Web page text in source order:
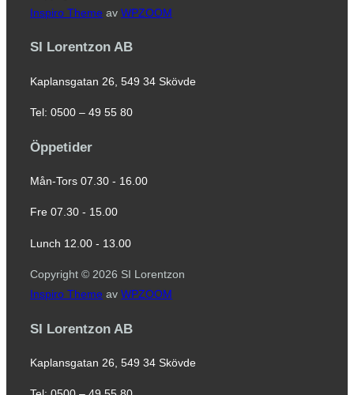
Inspiro Theme av WPZOOM
SI Lorentzon AB
Kaplansgatan 26, 549 34 Skövde
Tel: 0500 – 49 55 80
Öppetider
Mån-Tors 07.30 - 16.00
Fre 07.30 - 15.00
Lunch 12.00 - 13.00
Copyright © 2026 SI Lorentzon
Inspiro Theme av WPZOOM
SI Lorentzon AB
Kaplansgatan 26, 549 34 Skövde